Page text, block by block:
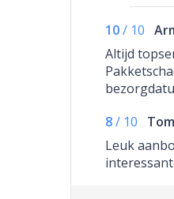
10/ 10
Altijd
goed. En
prijzen op
Pareltjes
8/ 10
Leuk